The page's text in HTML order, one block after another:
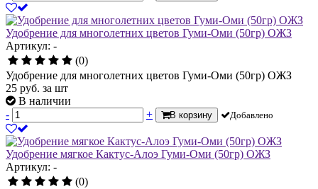
Удобрение для многолетних цветов Гуми-Оми (50гр) ОЖЗ
Артикул: -
(0)
Удобрение для многолетних цветов Гуми-Оми (50гр) ОЖЗ
25 руб. за шт
В наличии
-
+ В корзину Добавлено
Удобрение мягкое Кактус-Алоэ Гуми-Оми (50гр) ОЖЗ
Артикул: -
(0)